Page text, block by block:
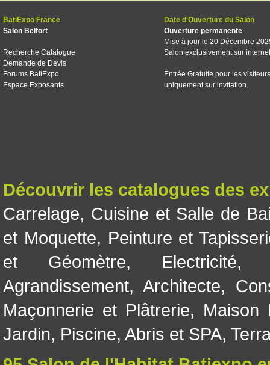
BatiExpo France
Salon Belfort
Recherche Catalogue
Demande de Devis
Forums BatiExpo
Espace Exposants
Date d'Ouverture du Salon
Ouverture permanente
Mise à jour le 20 Décembre
Salon exclusivement sur internet
Entrée Gratuite pour les visiteurs
uniquement sur invitation.
Découvrir les catalogues des
Carrelage, Cuisine et Salle de
et Moquette, Peinture et
et Géomètre, Electricité
Agrandissement, Architecte,
Maçonnerie et Plâtrerie, Maison
Jardin, Piscine, Abris et SPA,